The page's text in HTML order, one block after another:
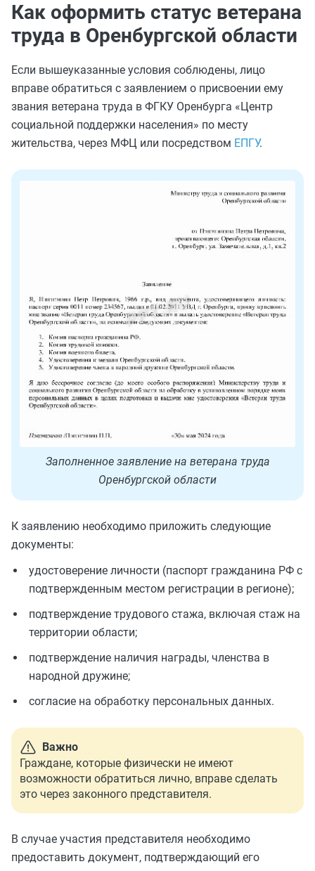
Как оформить статус ветерана
труда в Оренбургской области
Если вышеуказанные условия соблюдены, лицо
вправе обратиться с заявлением о присвоении ему
звания ветерана труда в ФГКУ Оренбурга «Центр
социальной поддержки населения» по месту
жительства, через МФЦ или посредством ЕПГУ.
Заполненное заявление на ветерана труда
Оренбургской области
К заявлению необходимо приложить следующие
документы:
удостоверение личности (паспорт гражданина РФ с
подтвержденным местом регистрации в регионе);
подтверждение трудового стажа, включая стаж на
территории области;
подтверждение наличия награды, членства в
народной дружине;
согласие на обработку персональных данных.
Важно
Граждане, которые физически не имеют
возможности обратиться лично, вправе сделать
это через законного представителя.
В случае участия представителя необходимо
предоставить документ, подтверждающий его